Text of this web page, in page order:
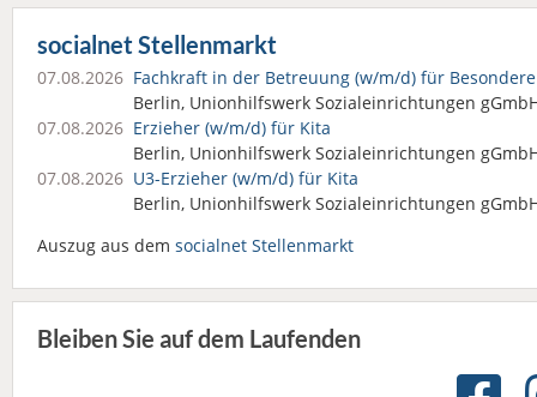
socialnet Stellenmarkt
07.08.2026 Fachkraft in der Betreuung (w/m/d) für
Berlin, Unionhilfswerk Sozialeinrichtungen
07.08.2026 Erzieher (w/m/d) für Kita
Berlin, Unionhilfswerk Sozialeinrichtungen
07.08.2026 U3-Erzieher (w/m/d) für Kita
Berlin, Unionhilfswerk Sozialeinrichtungen
Auszug aus dem socialnet Stellenmarkt
Bleiben Sie auf dem Laufenden